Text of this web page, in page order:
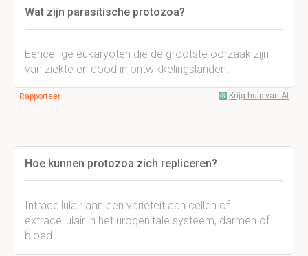
Wat zijn parasitische protozoa?
Eencellige eukaryoten die de grootste oorzaak zijn
van ziekte en dood in ontwikkelingslanden.
Rapporteer Krijg hulp van AI
Hoe kunnen protozoa zich repliceren?
Intracellulair aan een varieteit aan cellen of
extracellulair in het urogenitale systeem, darmen of
bloed.